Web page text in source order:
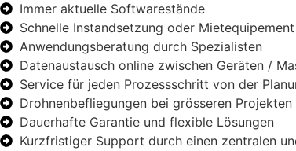
Immer aktuelle Softwarestände
Schnelle Instandsetzung oder
Anwendungsberatung durch Spezialisten
Datenaustausch online zwischen Geräten /
Service für jeden Prozessschritt von der
Drohnenbefliegungen bei grösseren Projekten
Dauerhafte Garantie und flexible Lösungen
Kurzfristiger Support durch einen zentralen